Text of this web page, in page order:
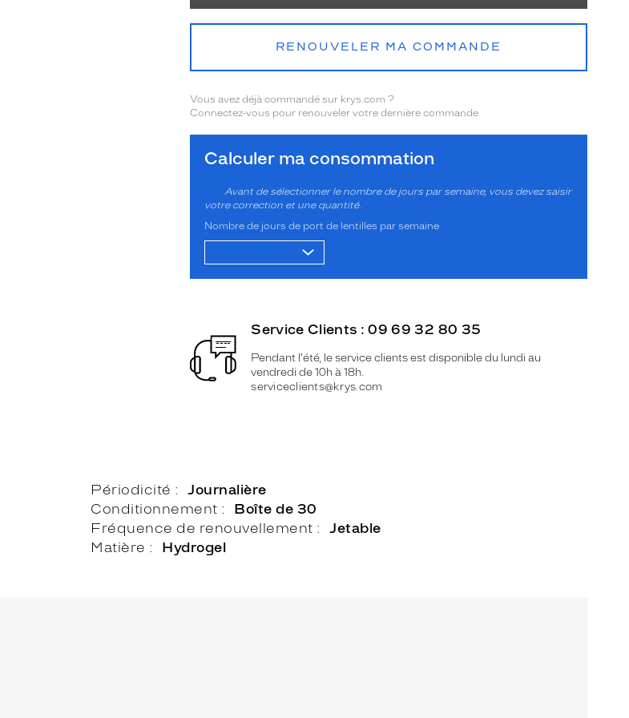
RENOUVELER MA COMMANDE
Vous avez déjà commandé sur krys.com ?
Connectez-vous pour renouveler votre dernière commande.
Calculer ma consommation
Avant de sélectionner le nombre de jours par semaine, vous devez saisir
votre correction et une quantité.
Nombre de jours de port de lentilles par semaine
Service Clients : 09 69 32 80 35
Pendant l'été, le service clients est disponible du lundi au
vendredi de 10h à 18h.
serviceclients@krys.com
Périodicité
Journalière
Conditionnement
Boîte de 30
Fréquence de renouvellement
Jetable
Matière
Hydrogel